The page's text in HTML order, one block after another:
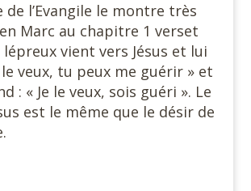
de l’Evangile le montre très
en Marc au chapitre 1 verset
lépreux vient vers Jésus et lui
veux, tu peux me guérir » et
: « Je le veux, sois guéri ». Le
est le même que le désir de